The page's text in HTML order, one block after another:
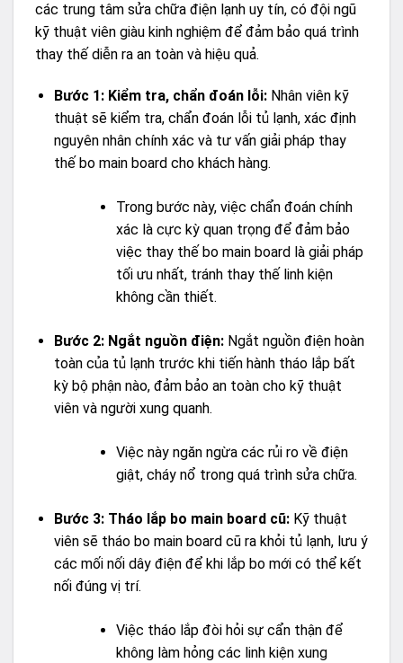
các trung tâm sửa chữa điện lạnh uy tín, có đội ngũ
kỹ thuật viên giàu kinh nghiệm để đảm bảo quá trình
thay thế diễn ra an toàn và hiệu quả.
Bước 1: Kiểm tra, chẩn đoán lỗi:Nhân viên kỹ
thuật sẽ kiểm tra, chẩn đoán lỗi tủ lạnh, xác định
nguyên nhân chính xác và tư vấn giải pháp thay
thế bo main board cho khách hàng.
Trong bước này, việc chẩn đoán chính
xác là cực kỳ quan trọng để đảm bảo
việc thay thế bo main board là giải pháp
tối ưu nhất, tránh thay thế linh kiện
không cần thiết.
Bước 2: Ngắt nguồn điện:Ngắt nguồn điện hoàn
toàn của tủ lạnh trước khi tiến hành tháo lắp bất
kỳ bộ phận nào, đảm bảo an toàn cho kỹ thuật
viên và người xung quanh.
Việc này ngăn ngừa các rủi ro về điện
giật, cháy nổ trong quá trình sửa chữa.
Bước 3: Tháo lắp bo main board cũ:Kỹ thuật
viên sẽ tháo bo main board cũ ra khỏi tủ lạnh, lưu ý
các mối nối dây điện để khi lắp bo mới có thể kết
nối đúng vị trí.
Việc tháo lắp đòi hỏi sự cẩn thận để
không làm hỏng các linh kiện xung